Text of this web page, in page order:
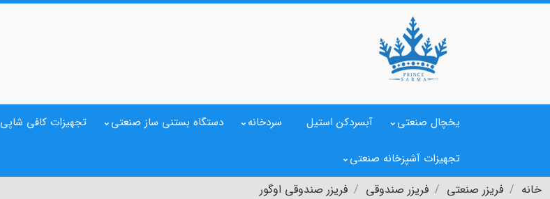
یخچال صنعتی آبسردکن استیل سردخانه دستگاه بستنی ساز صنعتی تجهیزات کافی شاپی
تجهیزات آشپزخانه صنعتی
خانه فریزر صنعتی فریزر صندوقی فریزر صندوقی اوگور